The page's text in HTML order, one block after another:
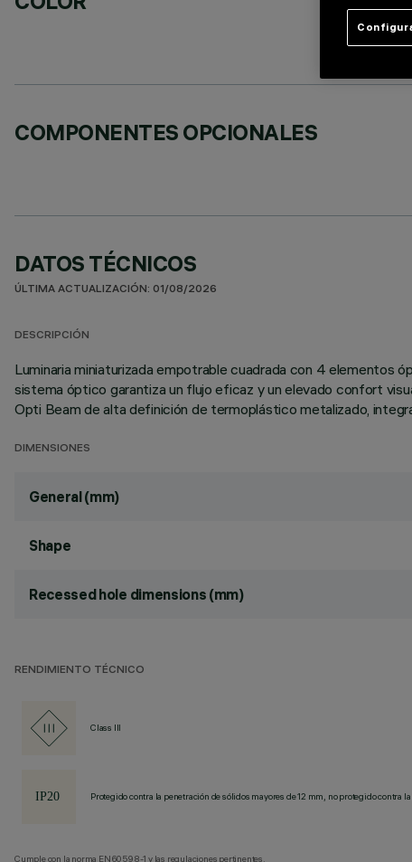
COMPONENTES OPCIONALES
DATOS TÉCNICOS
ÚLTIMA ACTUALIZACIÓN: 01/08/2026
DESCRIPCIÓN
Luminaria miniaturizada empotrable cuadrada con 4
sistema óptico garantiza un flujo eficaz y un elevado confort
Opti Beam de alta definición de termoplástico metalizado,
DIMENSIONES
General (mm)
Shape
Recessed hole dimensions (mm)
RENDIMIENTO TÉCNICO
Class III
Protegido contra la penetración de sólidos mayores de 12 mm, no protegido contra
Cumple con la norma EN60598-1 y las regulaciones pertinentes.